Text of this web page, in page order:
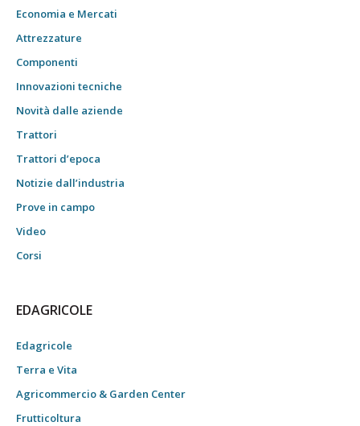
Economia e Mercati
Attrezzature
Componenti
Innovazioni tecniche
Novità dalle aziende
Trattori
Trattori d’epoca
Notizie dall’industria
Prove in campo
Video
Corsi
EDAGRICOLE
Edagricole
Terra e Vita
Agricommercio & Garden Center
Frutticoltura